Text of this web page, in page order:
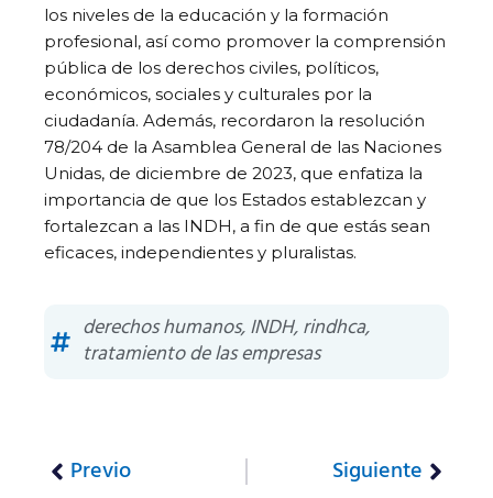
los niveles de la educación y la formación
profesional, así como promover la comprensión
pública de los derechos civiles, políticos,
económicos, sociales y culturales por la
ciudadanía. Además, recordaron la resolución
78/204 de la Asamblea General de las Naciones
Unidas, de diciembre de 2023, que enfatiza la
importancia de que los Estados establezcan y
fortalezcan a las INDH, a fin de que estás sean
eficaces, independientes y pluralistas.
derechos humanos,INDH,rindhca,
tratamiento de las empresas
Previo Siguiente